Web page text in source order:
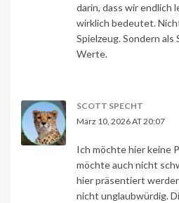
darin, dass wir endlich
wirklich bedeutet.
Spielzeug. Sondern
Werte.
SCOTT SPECHT
März 10, 2026 AT 20:07
Ich möchte hier keine
möchte auch nicht
hier präsentiert
nicht unglaubwürdig.